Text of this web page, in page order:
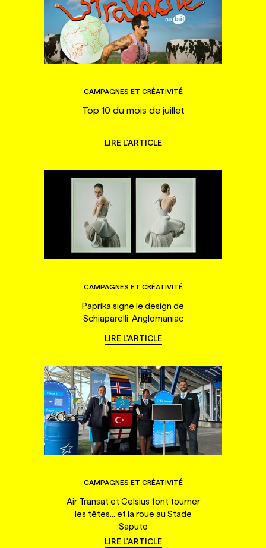
CAMPAGNES ET CRÉATIVITÉ
Top 10 du mois de juillet
LIRE L'ARTICLE
CAMPAGNES ET CRÉATIVITÉ
Paprika signe le design de
Schiaparelli: Anglomaniac
LIRE L'ARTICLE
CAMPAGNES ET CRÉATIVITÉ
Air Transat et Celsius font tourner
les têtes... et la roue au Stade
Saputo
LIRE L'ARTICLE